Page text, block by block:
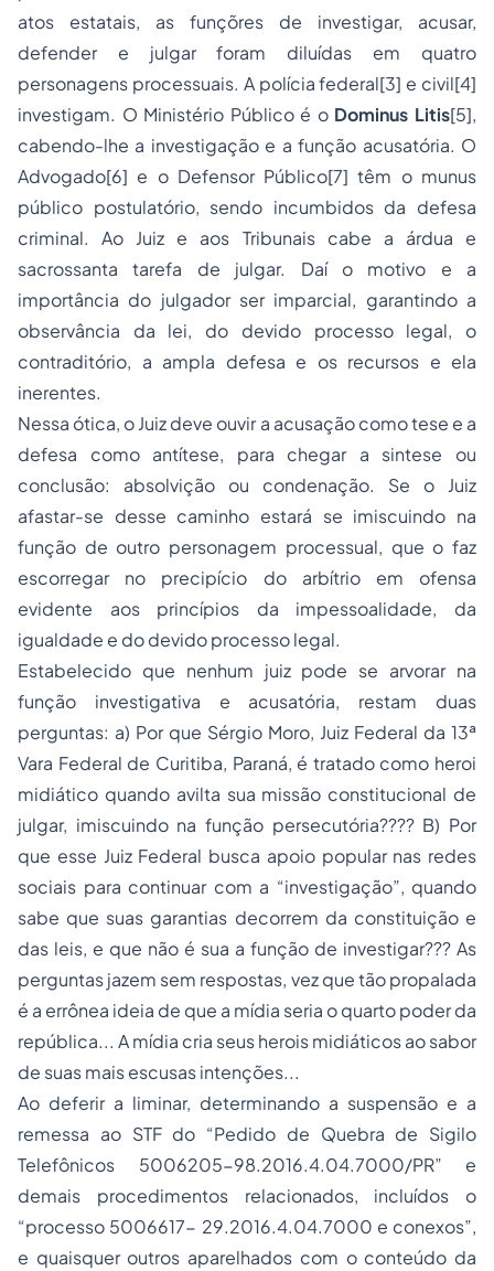
atos estatais, as funçõres de investigar, acusar,
defender e julgar foram diluídas em quatro
personagens processuais. A polícia federal[3] e civil[4]
investigam. O Ministério Público é o Dominus Litis[5],
cabendo-lhe a investigação e a função acusatória. O
Advogado[6] e o Defensor Público[7] têm o munus
público postulatório, sendo incumbidos da defesa
criminal. Ao Juiz e aos Tribunais cabe a árdua e
sacrossanta tarefa de julgar. Daí o motivo e a
importância do julgador ser imparcial, garantindo a
observância da lei, do devido processo legal, o
contraditório, a ampla defesa e os recursos e ela
inerentes.
Nessa ótica, o Juiz deve ouvir a acusação como tese e a
defesa como antítese, para chegar a sintese ou
conclusão: absolvição ou condenação. Se o Juiz
afastar-se desse caminho estará se imiscuindo na
função de outro personagem processual, que o faz
escorregar no precipício do arbítrio em ofensa
evidente aos princípios da impessoalidade, da
igualdade e do devido processo legal.
Estabelecido que nenhum juiz pode se arvorar na
função investigativa e acusatória, restam duas
perguntas: a) Por que Sérgio Moro, Juiz Federal da 13ª
Vara Federal de Curitiba, Paraná, é tratado como heroi
midiático quando avilta sua missão constitucional de
julgar, imiscuindo na função persecutória???? B) Por
que esse Juiz Federal busca apoio popular nas redes
sociais para continuar com a “investigação”, quando
sabe que suas garantias decorrem da constituição e
das leis, e que não é sua a função de investigar??? As
perguntas jazem sem respostas, vez que tão propalada
é a errônea ideia de que a mídia seria o quarto poder da
república... A mídia cria seus herois midiáticos ao sabor
de suas mais escusas intenções...
Ao deferir a liminar, determinando a suspensão e a
remessa ao STF do “Pedido de Quebra de Sigilo
Telefônicos 5006205-98.2016.4.04.7000/PR” e
demais procedimentos relacionados, incluídos o
“processo 5006617- 29.2016.4.04.7000 e conexos”,
e quaisquer outros aparelhados com o conteúdo da